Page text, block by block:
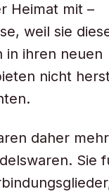
Heimat mit –
weil sie
in ihren neuen
nicht
daher
Sie